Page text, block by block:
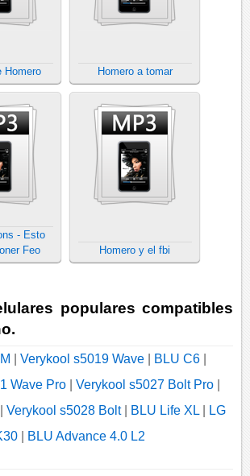
Homero Homero a tomar
- Esto
Feo
Homero y el fbi
populares compatibles
Verykool s5019 Wave BLU C6
Wave Pro
Verykool s5027 Bolt Pro
Verykool s5028 Bolt| BLU Life XL|
LG
| BLU Advance 4.0 L2